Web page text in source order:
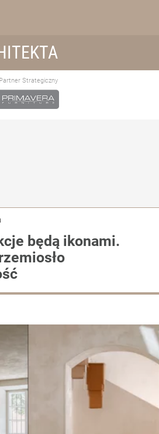
Partner Strategiczny
będą ikonami.